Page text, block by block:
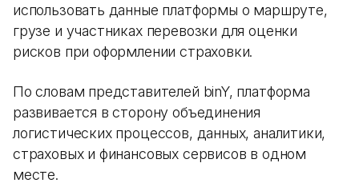
использовать данные платформы о маршруте,
грузе и участниках перевозки для оценки
рисков при оформлении страховки.
По словам представителей binY, платформа
развивается в сторону объединения
логистических процессов, данных, аналитики,
страховых и финансовых сервисов в одном
месте.